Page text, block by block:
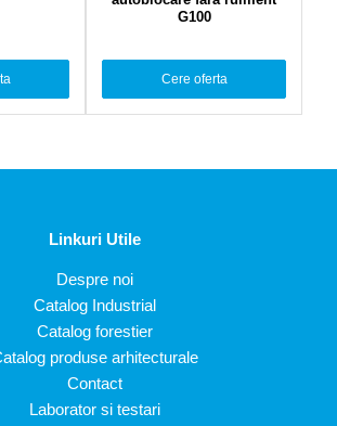
G100
Cere oferta
Linkuri Utile
Despre noi
Catalog Industrial
Catalog forestier
produse arhitecturale
Contact
Laborator si testari